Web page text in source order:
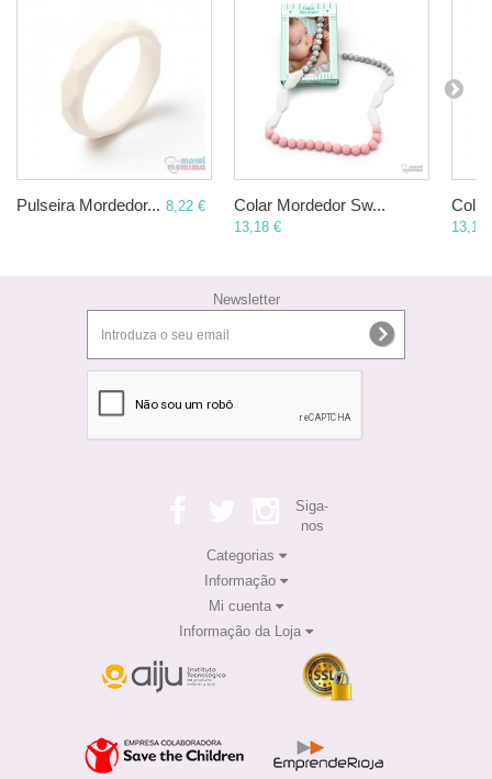
Pulseira Mordedor... 8,22 € Colar Mordedor Sw...
13,18 € 13,18
Newsletter
Siga-
nos
Categorias
Informação
Mi cuenta
Informação da Loja